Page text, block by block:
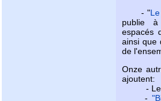
- "
publie
espacés
ainsi que
de
Onze
ajoutent:
- Le
-